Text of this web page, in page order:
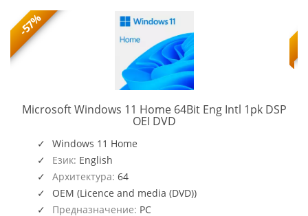
-57%
Microsoft Windows 11 Home 64Bit Eng Intl 1pk DSP
OEI DVDKW9-
Windows 11 Home
Език: English
Архитектура: 64
OEM (Licence and media (DVD))
Предназначение: PC